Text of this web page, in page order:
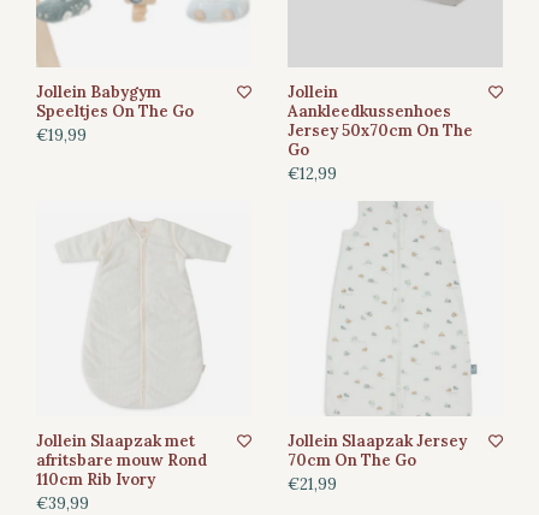
Jollein Babygym
Speeltjes On The Go
€19,99
Jollein
Aankleedkussenhoes
Jersey 50x70cm On The
Go
€12,99
Jollein Slaapzak met
afritsbare mouw Rond
110cm Rib Ivory
€39,99
Jollein Slaapzak Jersey
70cm On The Go
€21,99